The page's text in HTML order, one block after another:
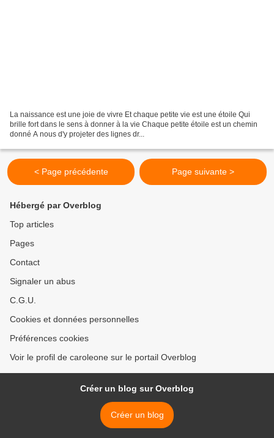
La naissance est une joie de vivre Et chaque petite vie est une étoile Qui
brille fort dans le sens à donner à la vie Chaque petite étoile est un chemin
donné A nous d'y projeter des lignes dr...
< Page précédente Page suivante >
Hébergé par Overblog
Top articles
Pages
Contact
Signaler un abus
C.G.U.
Cookies et données personnelles
Préférences cookies
Voir le profil de caroleone sur le portail Overblog
Créer un blog sur Overblog
Créer un blog